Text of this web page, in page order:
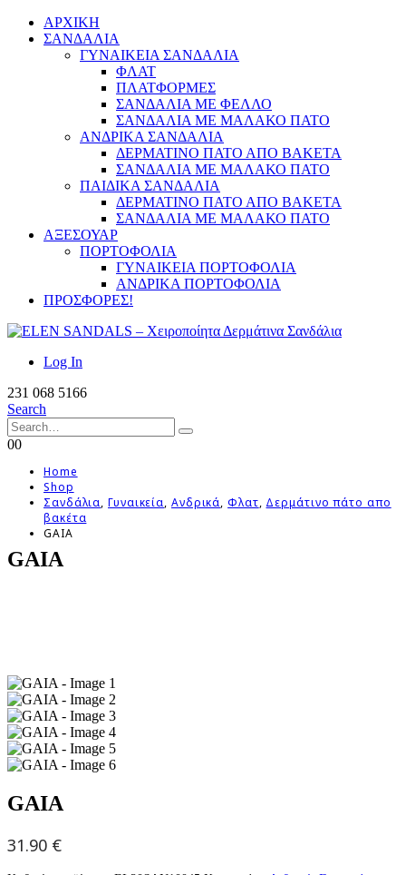
ΑΡΧΙΚΗ
ΣΑΝΔΑΛΙΑ
ΓΥΝΑΙΚΕΙΑ ΣΑΝΔΑΛΙΑ
ΦΛΑΤ
ΠΛΑΤΦΟΡΜΕΣ
ΣΑΝΔΑΛΙΑ ΜΕ ΦΕΛΛΟ
ΣΑΝΔΑΛΙΑ ΜΕ ΜΑΛΑΚΟ ΠΑΤΟ
ΑΝΔΡΙΚΑ ΣΑΝΔΑΛΙΑ
ΔΕΡΜΑΤΙΝΟ ΠΑΤΟ ΑΠΟ ΒΑΚΕΤΑ
ΣΑΝΔΑΛΙΑ ΜΕ ΜΑΛΑΚΟ ΠΑΤΟ
ΠΑΙΔΙΚΑ ΣΑΝΔΑΛΙΑ
ΔΕΡΜΑΤΙΝΟ ΠΑΤΟ ΑΠΟ ΒΑΚΕΤΑ
ΣΑΝΔΑΛΙΑ ΜΕ ΜΑΛΑΚΟ ΠΑΤΟ
ΑΞΕΣΟΥΑΡ
ΠΟΡΤΟΦΟΛΙΑ
ΓΥΝΑΙΚΕΙΑ ΠΟΡΤΟΦΟΛΙΑ
ΑΝΔΡΙΚΑ ΠΟΡΤΟΦΟΛΙΑ
ΠΡΟΣΦΟΡΕΣ!
Log In
231 068 5166
Search
00
Home
Shop
Σανδάλια,Γυναικεία, Ανδρικά,Φλατ, Δερμάτινο πάτο απο
βακέτα
GAIA
GAIA
GAIA
31.90 €